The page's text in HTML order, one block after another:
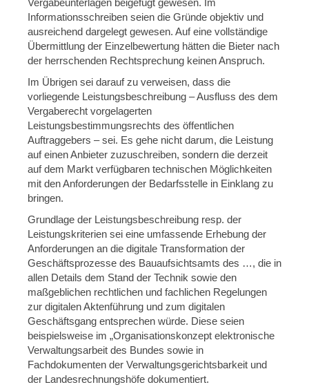
Vergabeunterlagen beigefügt gewesen. Im
Informationsschreiben seien die Gründe objektiv und
ausreichend dargelegt gewesen. Auf eine vollständige
Übermittlung der Einzelbewertung hätten die Bieter nach
der herrschenden Rechtsprechung keinen Anspruch.
Im Übrigen sei darauf zu verweisen, dass die
vorliegende Leistungsbeschreibung – Ausfluss des dem
Vergaberecht vorgelagerten
Leistungsbestimmungsrechts des öffentlichen
Auftraggebers – sei. Es gehe nicht darum, die Leistung
auf einen Anbieter zuzuschreiben, sondern die derzeit
auf dem Markt verfügbaren technischen Möglichkeiten
mit den Anforderungen der Bedarfsstelle in Einklang zu
bringen.
Grundlage der Leistungsbeschreibung resp. der
Leistungskriterien sei eine umfassende Erhebung der
Anforderungen an die digitale Transformation der
Geschäftsprozesse des Bauaufsichtsamts des …, die in
allen Details dem Stand der Technik sowie den
maßgeblichen rechtlichen und fachlichen Regelungen
zur digitalen Aktenführung und zum digitalen
Geschäftsgang entsprechen würde. Diese seien
beispielsweise im „Organisationskonzept elektronische
Verwaltungsarbeit des Bundes sowie in
Fachdokumenten der Verwaltungsgerichtsbarkeit und
der Landesrechnungshöfe dokumentiert.